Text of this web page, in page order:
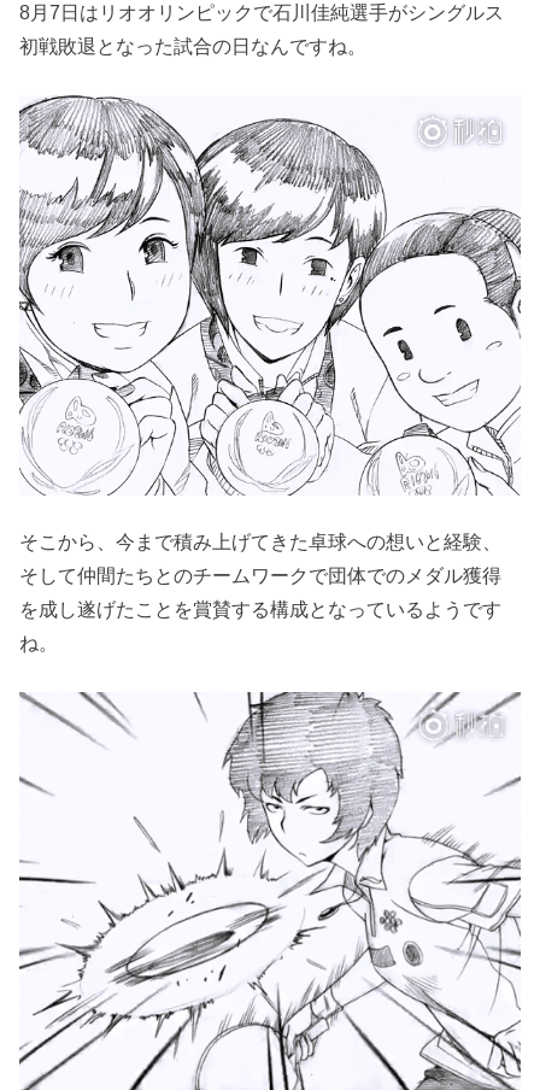
8月7日はリオオリンピックで石川佳純選手がシングルス
初戦敗退となった試合の日なんですね。
そこから、今まで積み上げてきた卓球への想いと経験、
そして仲間たちとのチームワークで団体でのメダル獲得
を成し遂げたことを賞賛する構成となっているようです
ね。